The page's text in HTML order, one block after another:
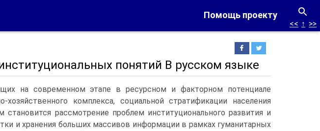
Помощь проекту
<< ↑ >>
понятий В русском языке
на современном этапе в ресурсном и факторном потенциале
хозяйственного комплекса, социальной стратификации населения
становится рассмотрение проблем институционального развития и
и хранения больших массивов информации в рамках гуманитарных